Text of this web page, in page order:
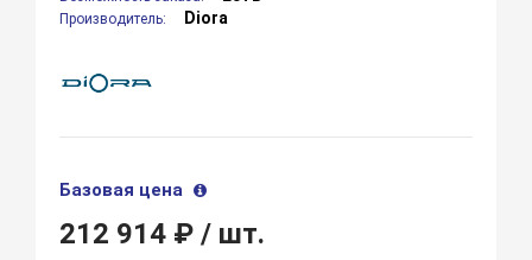
Производитель: Diora
Базовая цена
212 914 ₽/ шт.